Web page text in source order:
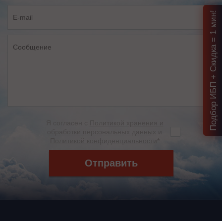
Отправить
Подбор ИБП + Скидка = 1 мин!